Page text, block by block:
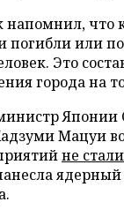
что
погибли или
Это
города на
Японии
Мацуи
не